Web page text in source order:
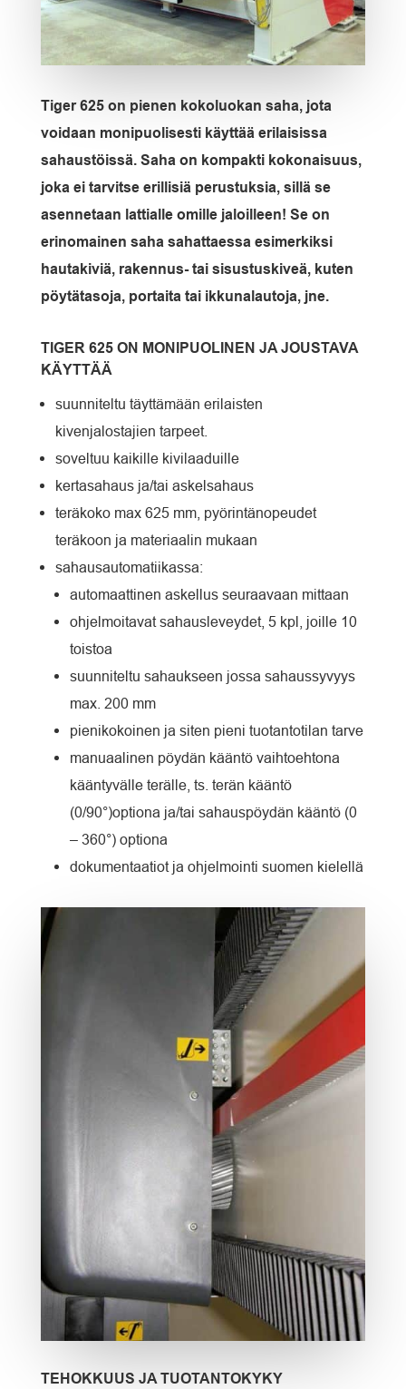
Tiger 625 on pienen kokoluokan saha, jota
voidaan monipuolisesti käyttää erilaisissa
sahaustöissä. Saha on kompakti kokonaisuus,
joka ei tarvitse erillisiä perustuksia, sillä se
asennetaan lattialle omille jaloilleen! Se on
erinomainen saha sahattaessa esimerkiksi
hautakiviä, rakennus- tai sisustuskiveä, kuten
pöytätasoja, portaita tai ikkunalautoja, jne.
TIGER 625 ON MONIPUOLINEN JA JOUSTAVA
KÄYTTÄÄ
suunniteltu täyttämään erilaisten
kivenjalostajien tarpeet.
soveltuu kaikille kivilaaduille
kertasahaus ja/tai askelsahaus
teräkoko max 625 mm, pyörintänopeudet
teräkoon ja materiaalin mukaan
sahausautomatiikassa:
automaattinen askellus seuraavaan mittaan
ohjelmoitavat sahausleveydet, 5 kpl, joille 10
toistoa
suunniteltu sahaukseen jossa sahaussyvyys
max. 200 mm
pienikokoinen ja siten pieni tuotantotilan tarve
manuaalinen pöydän kääntö vaihtoehtona
kääntyvälle terälle, ts. terän kääntö
(0/90°)optiona ja/tai sahauspöydän kääntö (0
– 360°) optiona
dokumentaatiot ja ohjelmointi suomen kielellä
TEHOKKUUS JA TUOTANTOKYKY